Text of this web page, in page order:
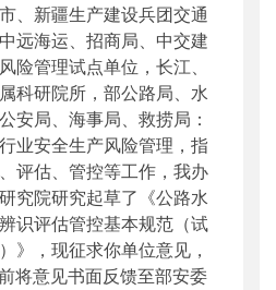
月25日
全生产风险;评估;基本规范
量监督管理司
、新疆生产建设兵团交通
远海运、招商局、中交建
险管理试点单位，长江、
科研院所，部公路局、水
安局、海事局、救捞局：
安全生产风险管理，指
评估、管控等工作，我办
究院研究起草了《公路水
识评估管控基本规范（试
》，现征求你单位意见，
将意见书面反馈至部安委